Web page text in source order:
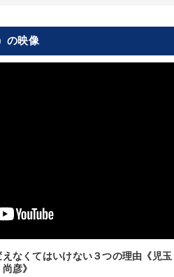
の映像
えなくてはいけない３つの理由《児玉
尚彦》